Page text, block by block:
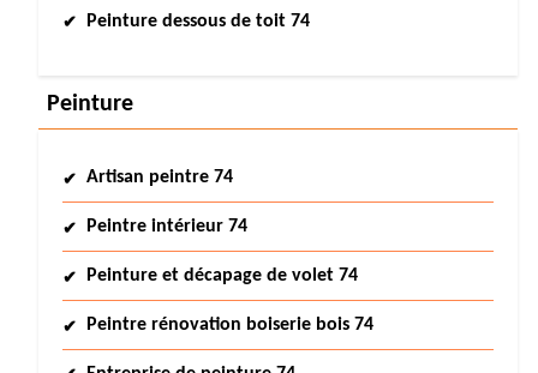
Peinture dessous de toit 74
Peinture
Artisan peintre 74
Peintre intérieur 74
Peinture et décapage de volet 74
Peintre rénovation boiserie bois 74